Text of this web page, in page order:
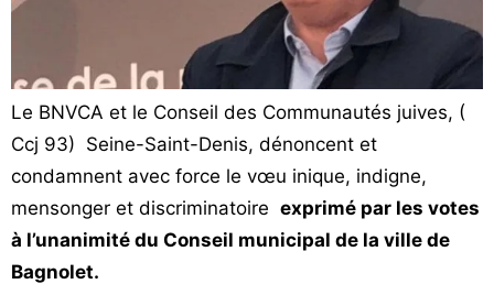
chroniques
Les
bonnes
adresses
Le BNVCA et le Conseil des Communautés juives, (
Ccj 93) Seine-Saint-Denis, dénoncent et
condamnent avec force le vœu inique, indigne,
mensonger et discriminatoire exprimé par les votes
à l’unanimité du Conseil municipal de la ville de
Bagnolet.